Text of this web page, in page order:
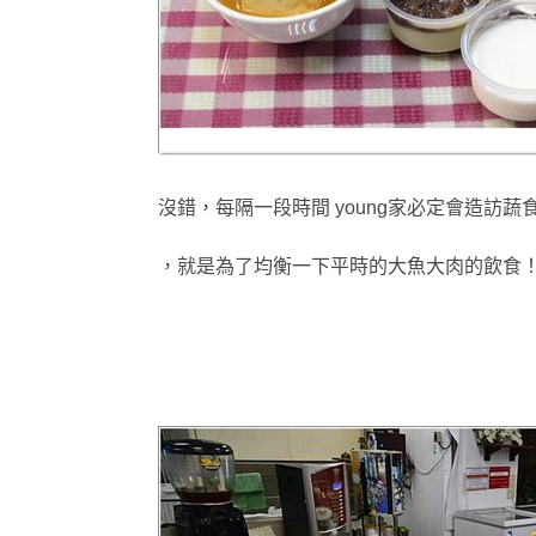
沒錯，每隔一段時間 young家必定會造訪蔬
， 就是為了均衡一下平時的大魚大肉的飲食